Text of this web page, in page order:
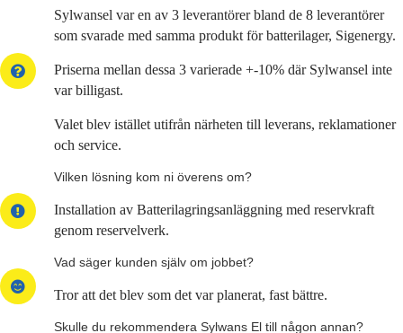
Sylwansel var en av 3 leverantörer bland de 8 leverantörer
som svarade med samma produkt för batterilager, Sigenergy.
Priserna mellan dessa 3 varierade +-10% där Sylwansel inte
var billigast.
Valet blev istället utifrån närheten till leverans, reklamationer
och service.
Vilken lösning kom ni överens om?
Installation av Batterilagringsanläggning med reservkraft
genom reservelverk.
Vad säger kunden själv om jobbet?
Tror att det blev som det var planerat, fast bättre.
Skulle du rekommendera Sylwans El till någon annan?